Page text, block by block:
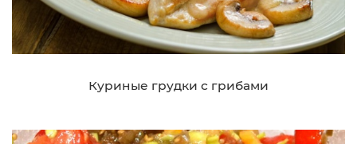
Куриные грудки с грибами